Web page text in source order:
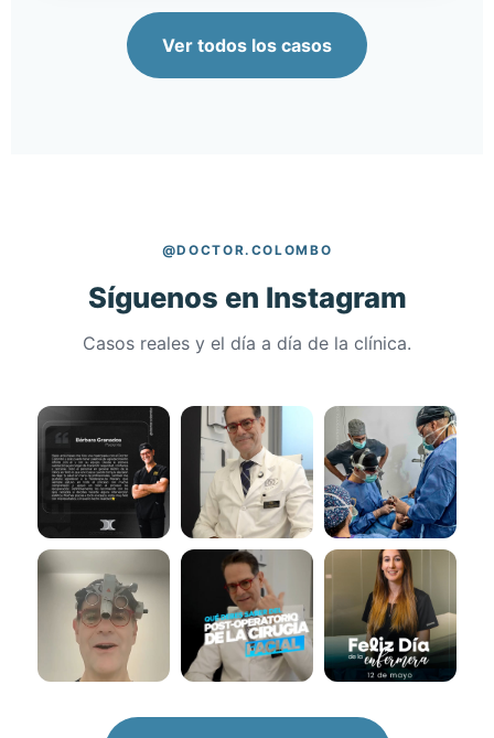
Ver todos los casos
@DOCTOR.COLOMBO
Síguenos en Instagram
Casos reales y el día a día de la clínica.